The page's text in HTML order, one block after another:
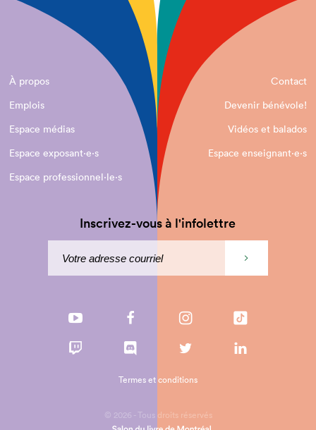
À propos
Contact
Emplois
Devenir bénévole!
Espace médias
Vidéos et balados
Espace exposant·e⋅s
Espace enseignant·e⋅s
Espace professionnel·le⋅s
Inscrivez-vous à l'infolettre
© 2026 - Tous droits réservés
Termes et conditions